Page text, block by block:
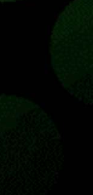
activar
de